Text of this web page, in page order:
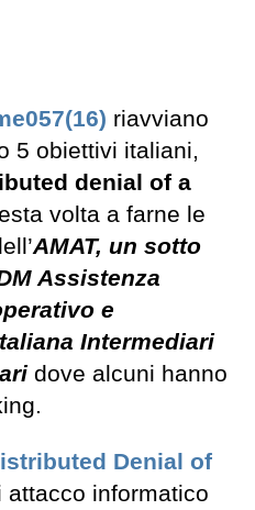
riavviano
5 obiettivi italiani,
denial of a
volta a farne le
AMAT, un sotto
Assistenza
e
Intermediari
dove alcuni hanno
Denial of
attacco informatico